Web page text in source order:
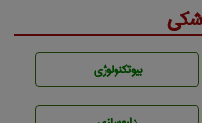
بيوتكنولوژی